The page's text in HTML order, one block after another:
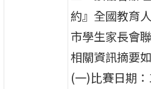
約』全國教育
市學生家長會
相關資訊摘要
(一)比賽日期